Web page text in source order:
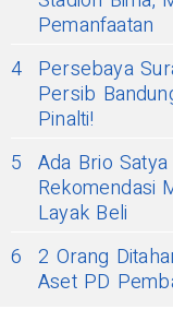
Pemanfaatan
4 Persebaya
Persib
Pinalti!
5 Ada Brio
Rekomendasi
Layak Beli
6 2 Orang
Aset PD